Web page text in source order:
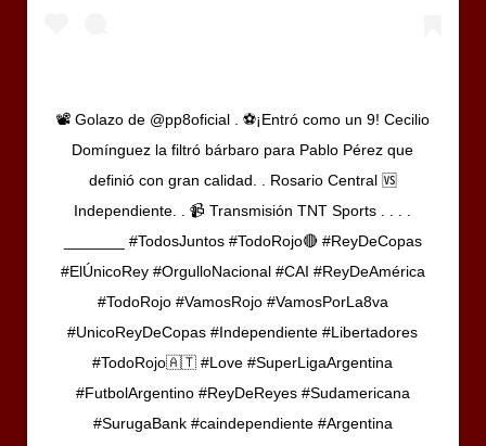
📽️ Golazo de @pp8oficial . ⚽¡Entró como un 9! Cecilio
Domínguez la filtró bárbaro para Pablo Pérez que
definió con gran calidad. . Rosario Central 🆚
Independiente. . 📹 Transmisión TNT Sports . . . .
‪_______ ‪‪#TodosJuntos #TodoRojo🔴 #ReyDeCopas
#ElÚnicoRey #OrgulloNacional #CAI #ReyDeAmérica
#TodoRojo #VamosRojo #VamosPorLa8va
#UnicoReyDeCopas #Independiente #Libertadores
#TodoRojo🇦🇹 #Love #SuperLigaArgentina
#FutbolArgentino #ReyDeReyes #Sudamericana
#SurugaBank #caindependiente #Argentina